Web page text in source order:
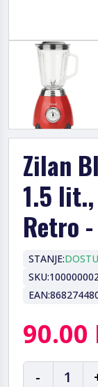
Zilan
1.5
Retro -
STANJE:
SKU:
EAN:
90.00
- 1